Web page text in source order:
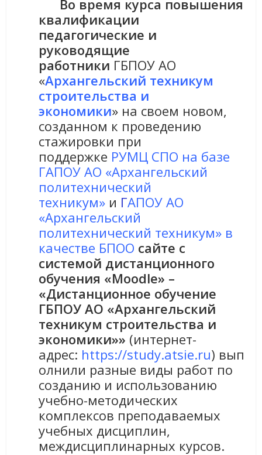
Во время курса повышения
квалификации
педагогические и
руководящие
работники ГБПОУ АО
«Архангельский техникум
строительства и
экономики» на своем новом,
созданном к проведению
стажировки при
поддержке РУМЦ СПО на базе
ГАПОУ АО «Архангельский
политехнический
техникум» и ГАПОУ АО
«Архангельский
политехнический техникум» в
качестве БПОО сайте с
системой дистанционного
обучения «Moodle» –
«Дистанционное обучение
ГБПОУ АО «Архангельский
техникум строительства и
экономики»» (интернет-
адрес: https://study.atsie.ru) вып
олнили разные виды работ по
созданию и использованию
учебно-методических
комплексов преподаваемых
учебных дисциплин,
междисциплинарных курсов.